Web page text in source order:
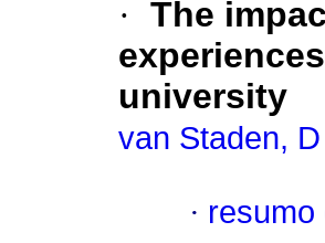
· The
university
van Staden,
· resumo